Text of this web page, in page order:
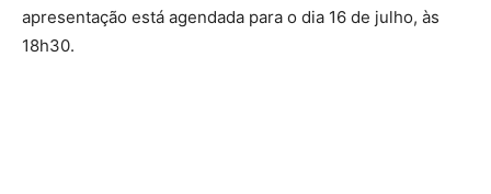
apresentação está agendada para o dia 16 de julho, às
18h30.